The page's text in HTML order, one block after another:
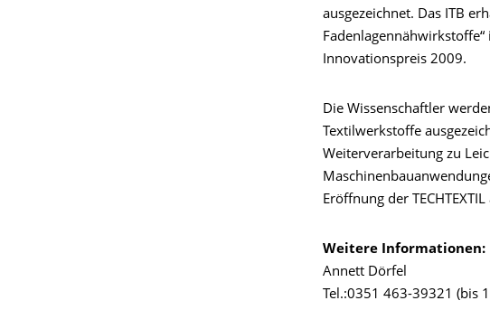
ausgezeichnet. Das ITB
Fadenlagennähwirkstoffe“
Innovationspreis 2009.
Die Wissenschaftler
Textilwerkstoffe
Weiterverarbeitung zu
Eröffnung der
Weitere Informationen:
Annett Dörfel
Tel.:0351 463-39321 (bis